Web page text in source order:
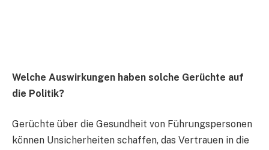
Welche Auswirkungen haben solche Gerüchte auf
die Politik?
Gerüchte über die Gesundheit von Führungspersonen
können Unsicherheiten schaffen, das Vertrauen in die